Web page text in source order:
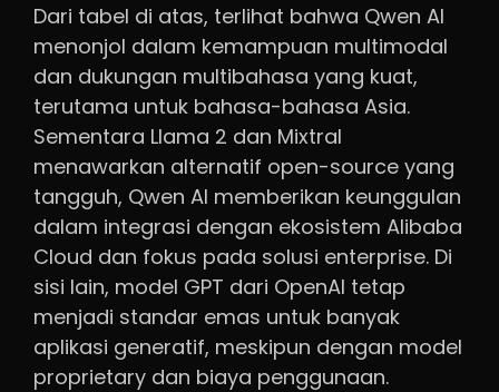
Dari tabel di atas, terlihat bahwa Qwen AI
menonjol dalam kemampuan multimodal
dan dukungan multibahasa yang kuat,
terutama untuk bahasa-bahasa Asia.
Sementara Llama 2 dan Mixtral
menawarkan alternatif open-source yang
tangguh, Qwen AI memberikan keunggulan
dalam integrasi dengan ekosistem Alibaba
Cloud dan fokus pada solusi enterprise. Di
sisi lain, model GPT dari OpenAI tetap
menjadi standar emas untuk banyak
aplikasi generatif, meskipun dengan model
proprietary dan biaya penggunaan.